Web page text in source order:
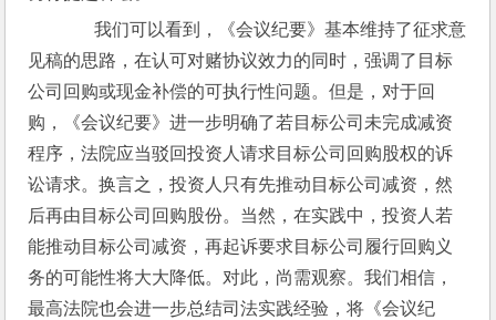
我们可以看到，《会议纪要》基本维持了征求意
见稿的思路，在认可对赌协议效力的同时，强调了目标
公司回购或现金补偿的可执行性问题。但是，对于回
购，《会议纪要》进一步明确了若目标公司未完成减资
程序，法院应当驳回投资人请求目标公司回购股权的诉
讼请求。换言之，投资人只有先推动目标公司减资，然
后再由目标公司回购股份。当然，在实践中，投资人若
能推动目标公司减资，再起诉要求目标公司履行回购义
务的可能性将大大降低。对此，尚需观察。我们相信，
最高法院也会进一步总结司法实践经验，将《会议纪